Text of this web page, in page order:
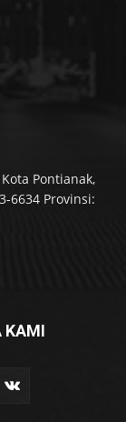
Pontianak,
6634 Provinsi:
KAMI